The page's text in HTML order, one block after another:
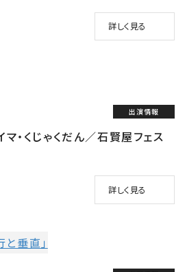
詳しく見る
出演情報
マ・くじゃくだん／石賢屋フェス
詳しく見る